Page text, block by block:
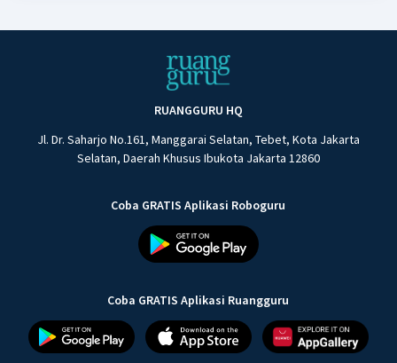
RUANGGURU HQ
Jl. Dr. Saharjo No.161, Manggarai Selatan, Tebet, Kota Jakarta
Selatan, Daerah Khusus Ibukota Jakarta 12860
Coba GRATIS Aplikasi Roboguru
Coba GRATIS Aplikasi Ruangguru